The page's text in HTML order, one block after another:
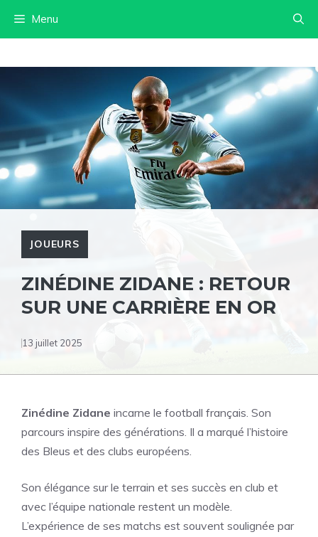
Menu
JOUEURS
ZINÉDINE ZIDANE : RETOUR
SUR UNE CARRIÈRE EN OR
13 juillet 2025
Zinédine Zidane incarne le football français. Son
parcours inspire des générations. Il a marqué l’histoire
des Bleus et des clubs européens.
Son élégance sur le terrain et ses succès en club et
avec l’équipe nationale restent un modèle.
L’expérience de ses matchs est souvent soulignée par